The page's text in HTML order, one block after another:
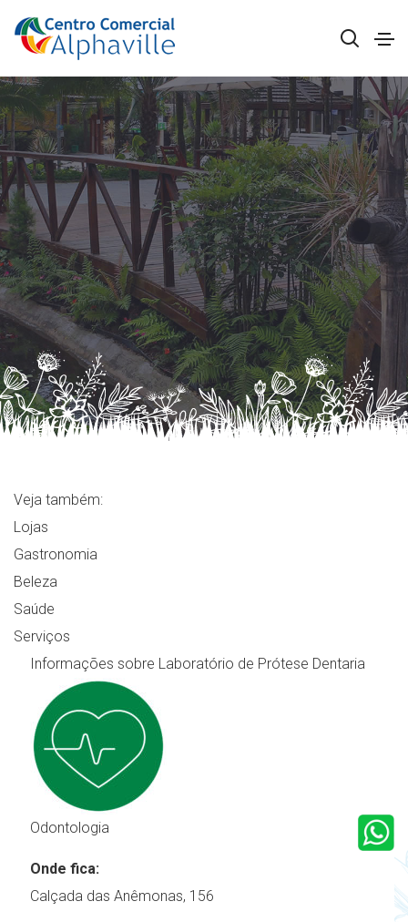
Veja também:
Lojas
Gastronomia
Beleza
Saúde
Serviços
Informações sobre Laboratório de Prótese Dentaria
Odontologia
Onde fica:
Calçada das Anêmonas, 156